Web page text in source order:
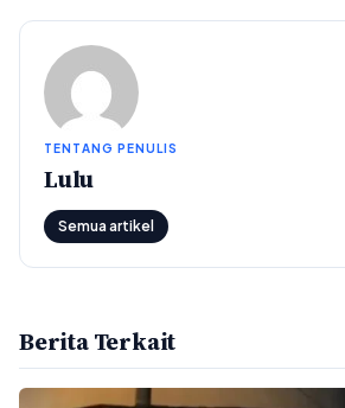
TENTANG PENULIS
Lulu
Semua artikel
Berita Terkait